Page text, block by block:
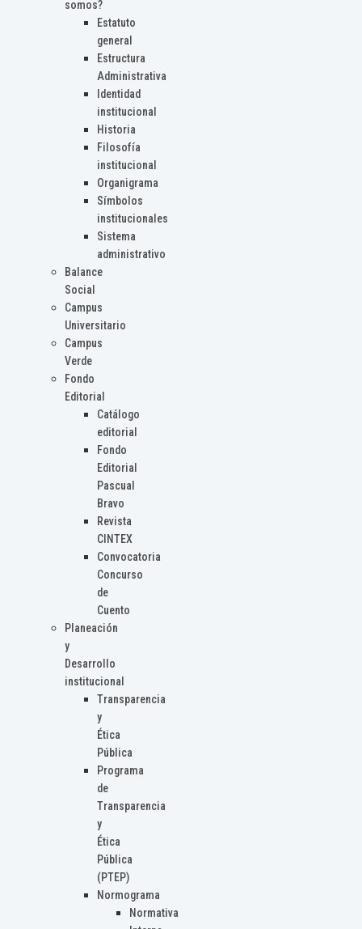
somos?
Estatuto
general
Estructura
Administrativa
Identidad
institucional
Historia
Filosofía
institucional
Organigrama
Símbolos
institucionales
Sistema
administrativo
Balance
Social
Campus
Universitario
Campus
Verde
Fondo
Editorial
Catálogo
editorial
Fondo
Editorial
Pascual
Bravo
Revista
CINTEX
Convocatoria
Concurso
de
Cuento
Planeación
y
Desarrollo
institucional
Transparencia
y
Ética
Pública
Programa
de
Transparencia
y
Ética
Pública
(PTEP)
Normograma
Normativa